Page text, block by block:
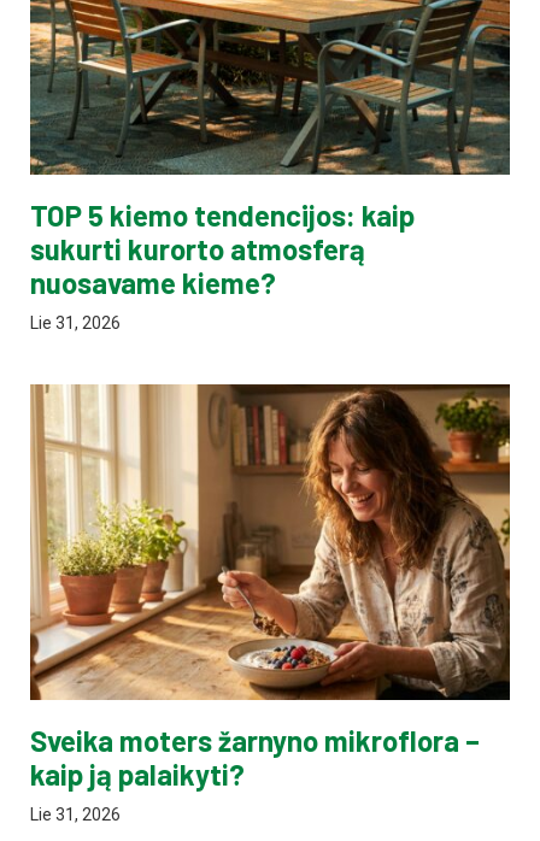
TOP 5 kiemo tendencijos: kaip
sukurti kurorto atmosferą
nuosavame kieme?
Lie 31, 2026
Sveika moters žarnyno mikroflora –
kaip ją palaikyti?
Lie 31, 2026